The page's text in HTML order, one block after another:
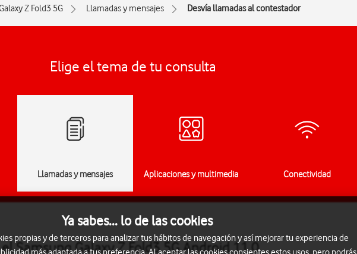
Z Fold3 5G Llamadas y mensajes Desvía llamadas al contestador
Elige el tema de tu consulta
Llamadas y mensajes Aplicaciones y multimedia Conectividad
Samsung Galaxy Z Fold3 5G Android 11.0
Ya sabes... lo de las cookies
propias y de terceros para analizar tus hábitos de navegación y así mejorar tu experiencia de